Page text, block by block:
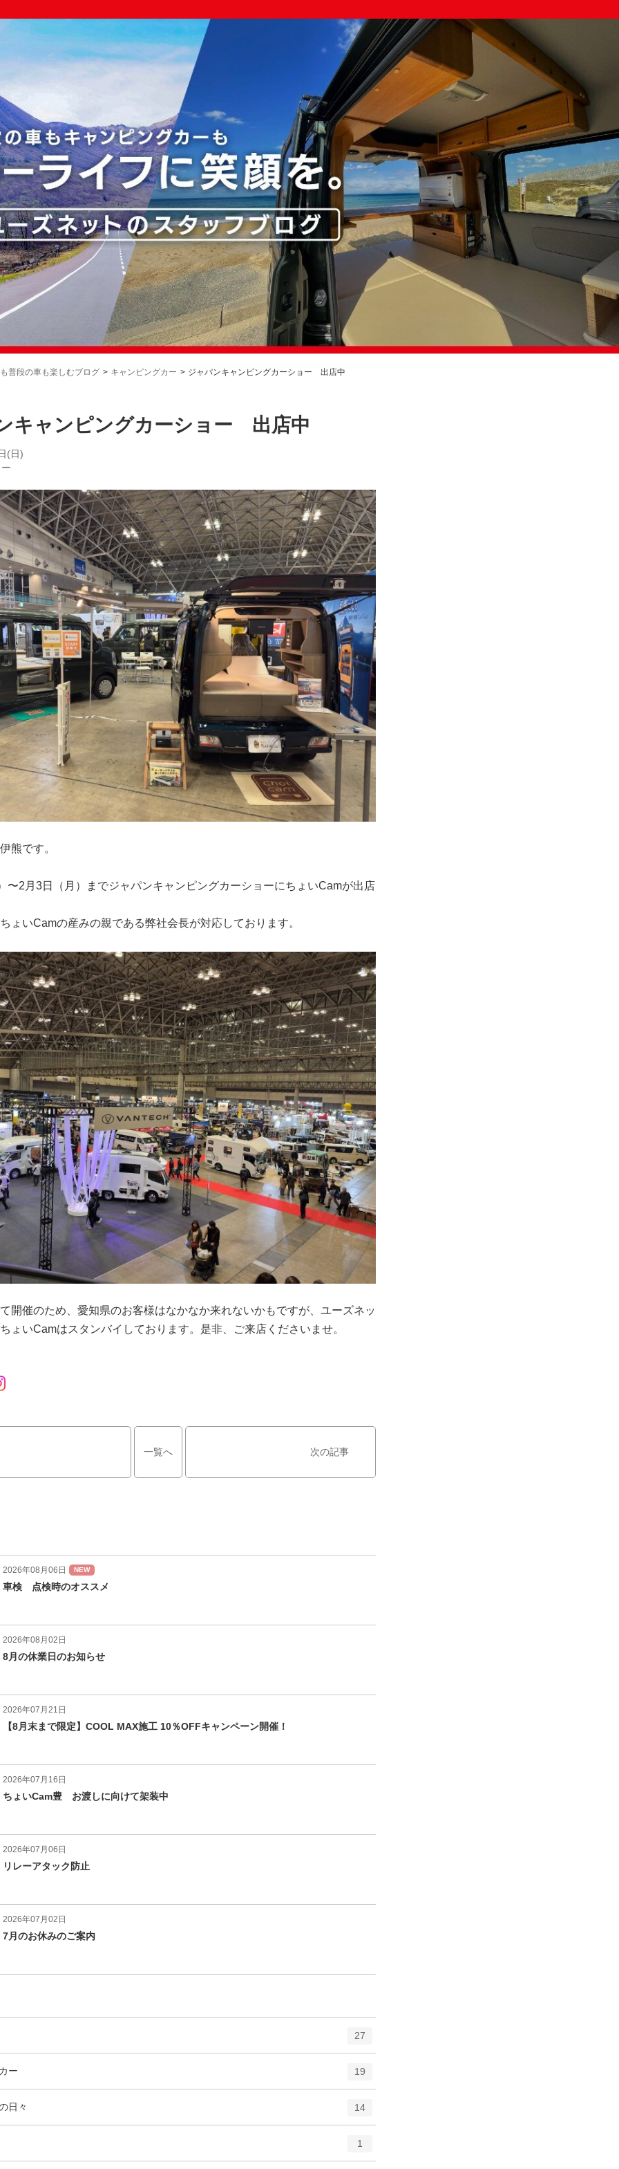
普段の車も楽しむブログ キャンピングカー ジャパンキャンピングカーショー 出店中
キャンピングカーショー 出店中
(日)
熊です。
〜2月3日（月）までジャパンキャンピングカーショーにちょいCamが出店
ょいCamの産みの親である弊社会長が対応しております。
開催のため、愛知県のお客様はなかなか来れないかもですが、ユーズネッ
ょいCamはスタンバイしております。是非、ご来店くださいませ。
一覧へ 次の記事
2026年08月06日 NEW
車検 点検時のオススメ
2026年08月02日
8月の休業日のお知らせ
2026年07月21日
【8月末まで限定】COOL MAX施工 10％OFFキャンペーン開催！
2026年07月16日
ちょいCam豊 お渡しに向けて架装中
2026年07月06日
リレーアタック防止
2026年07月02日
7月のお休みのご案内
27
ー
リ
ー
19
日々
ー
14
1